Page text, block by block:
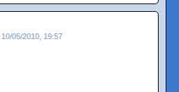
10/05/2010, 19:57